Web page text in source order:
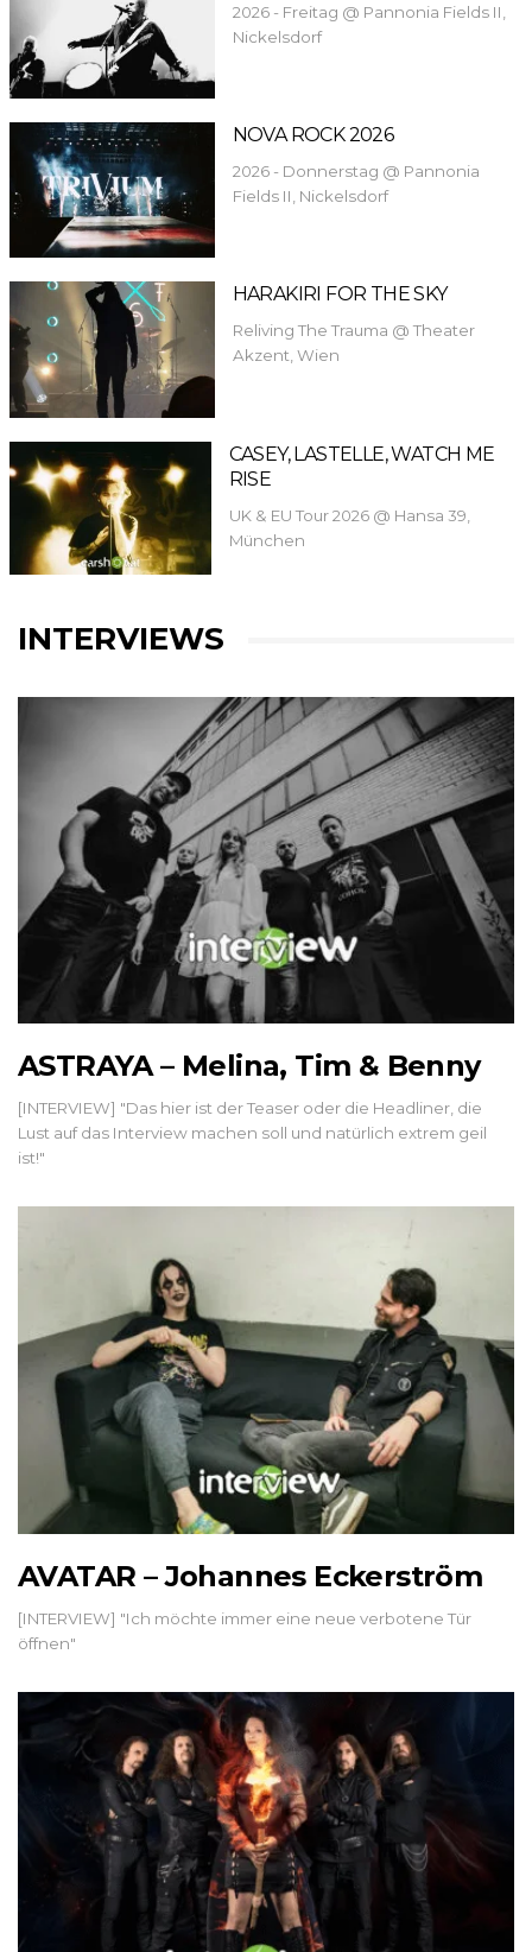
2026 - Freitag @ Pannonia Fields II,
Nickelsdorf
NOVA ROCK 2026
2026 - Donnerstag @ Pannonia
Fields II, Nickelsdorf
HARAKIRI FOR THE SKY
Reliving The Trauma @ Theater
Akzent, Wien
CASEY, LASTELLE, WATCH ME
RISE
UK & EU Tour 2026 @ Hansa 39,
München
INTERVIEWS
ASTRAYA – Melina, Tim & Benny
[INTERVIEW] "Das hier ist der Teaser oder die Headliner, die
Lust auf das Interview machen soll und natürlich extrem geil
ist!"
AVATAR – Johannes Eckerström
[INTERVIEW] "Ich möchte immer eine neue verbotene Tür
öffnen"